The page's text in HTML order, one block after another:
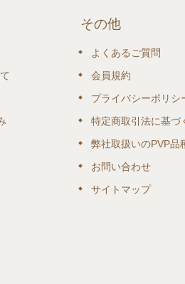
その他
よくあるご質問
会員規約
プライバシーポリシ
特定商取引法に基づ
弊社取扱いのPVP品
お問い合わせ
サイトマップ